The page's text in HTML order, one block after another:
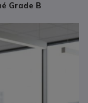
Grade B